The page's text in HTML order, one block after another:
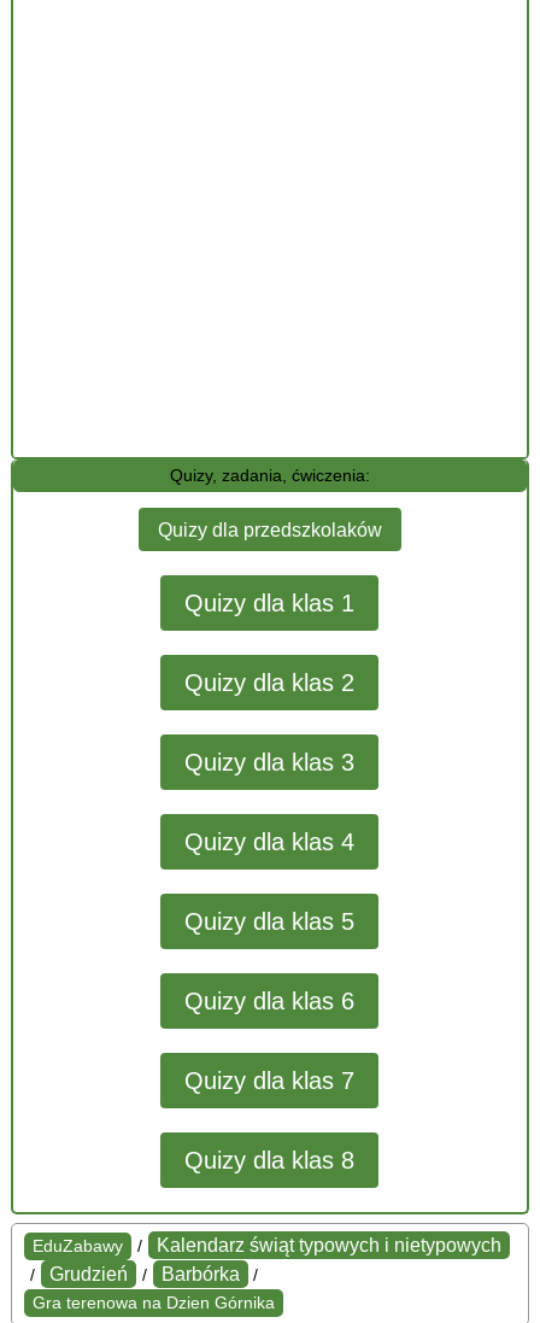
Quizy, zadania, ćwiczenia:
Quizy dla przedszkolaków
Quizy dla klas 1
Quizy dla klas 2
Quizy dla klas 3
Quizy dla klas 4
Quizy dla klas 5
Quizy dla klas 6
Quizy dla klas 7
Quizy dla klas 8
EduZabawy / Kalendarz świąt typowych i nietypowych
/ Grudzień / Barbórka
/
Gra terenowa na Dzien Górnika